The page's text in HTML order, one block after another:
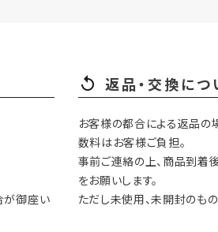
が御座い
返品・交換につ
お客様の都合による返品の
数料はお客様ご負担。
事前ご連絡の上、商品到着
をお願いします。
ただし未使用、未開封のもの